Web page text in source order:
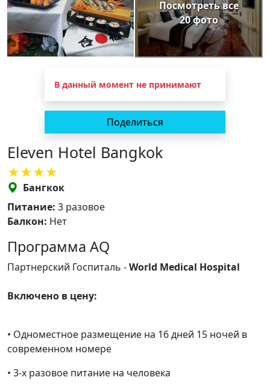
Посмотреть все
20 фото
В данный момент не принимают
Поделиться
Eleven Hotel Bangkok
Бангкок
Питание: 3 разовое
Балкон: Нет
Программа AQ
Партнерский Госпиталь -World Medical Hospital
Включено в цену:
• Одноместное размещение на 16 дней 15 ночей в
современном номере
• 3-х разовое питание на человека